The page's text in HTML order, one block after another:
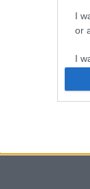
I
or
I
I